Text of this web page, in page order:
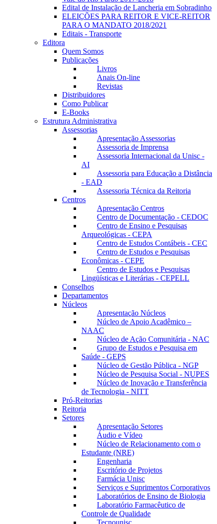
Edital de Instalação de Lancheria em Sobradinho
ELEIÇÕES PARA REITOR E VICE-REITOR
PARA O MANDATO 2018/2021
Editais - Transporte
Editora
Quem Somos
Publicações
Livros
Anais On-line
Revistas
Distribuidores
Como Publicar
E-Books
Estrutura Administrativa
Assessorias
Apresentação Assessorias
Assessoria de Imprensa
Assessoria Internacional da Unisc -
AI
Assessoria para Educação a Distância
- EAD
Assessoria Técnica da Reitoria
Centros
Apresentação Centros
Centro de Documentação - CEDOC
Centro de Ensino e Pesquisas
Arqueológicas - CEPA
Centro de Estudos Contábeis - CEC
Centro de Estudos e Pesquisas
Econômicas - CEPE
Centro de Estudos e Pesquisas
Lingüísticas e Literárias - CEPELL
Conselhos
Departamentos
Núcleos
Apresentação Núcleos
Núcleo de Apoio Acadêmico –
NAAC
Núcleo de Ação Comunitária - NAC
Grupo de Estudos e Pesquisa em
Saúde - GEPS
Núcleo de Gestão Pública - NGP
Núcleo de Pesquisa Social - NUPES
Núcleo de Inovação e Transferência
de Tecnologia - NITT
Pró-Reitorias
Reitoria
Setores
Apresentação Setores
Áudio e Vídeo
Núcleo de Relacionamento com o
Estudante (NRE)
Engenharia
Escritório de Projetos
Farmácia Unisc
Serviços e Suprimentos Corporativos
Laboratórios de Ensino de Biologia
Laboratório Farmacêutico de
Controle de Qualidade